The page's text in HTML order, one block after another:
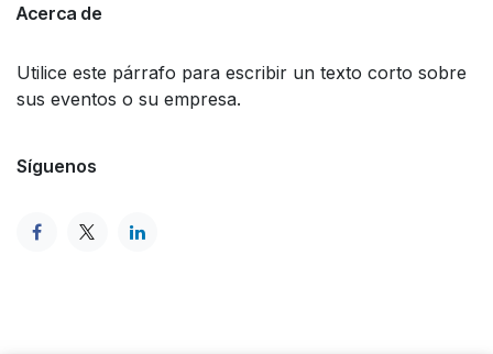
Acerca de
Utilice este párrafo para escribir un texto corto sobre
sus eventos o su empresa.
Síguenos